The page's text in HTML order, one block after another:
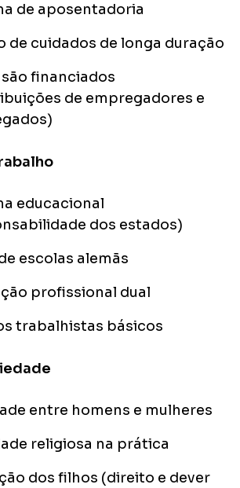
de aposentadoria
de cuidados de longa duração
financiados
de empregadores e
educacional
dos estados)
escolas alemãs
profissional dual
trabalhistas básicos
entre homens e mulheres
religiosa na prática
dos filhos (direito e dever